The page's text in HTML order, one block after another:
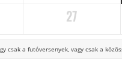
27
csak a futóversenyek, vagy csak a